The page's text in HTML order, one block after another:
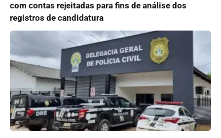
com contas rejeitadas para fins de análise dos
registros de candidatura